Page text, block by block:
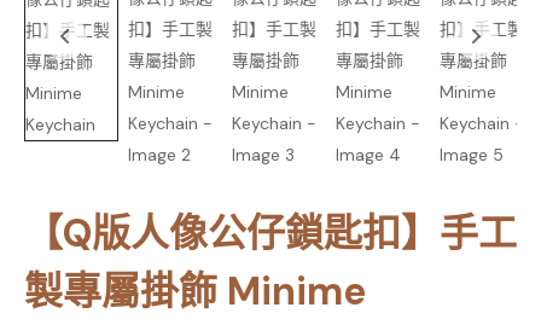
【Q版人像公仔鎖匙扣】手工
製專屬掛飾 Minime